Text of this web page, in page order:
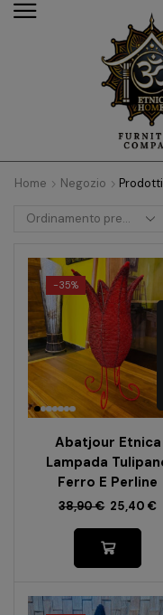
Home Negozio
-35%
Abatjour Etnica
Lampada
Ferro E Perline
38,90€ 25,40€